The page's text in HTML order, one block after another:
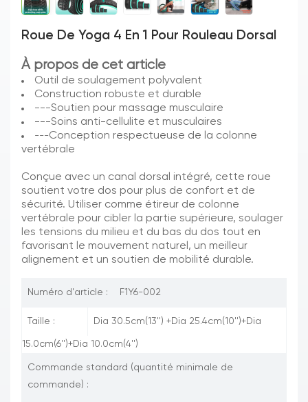
Roue De Yoga 4 En 1 Pour Rouleau Dorsal
À propos de cet article
Outil de soulagement polyvalent
Construction robuste et durable
---Soutien pour massage musculaire
---Soins anti-cellulite et musculaires
---Conception respectueuse de la colonne
vertébrale
Conçue avec un canal dorsal intégré, cette roue
soutient votre dos pour plus de confort et de
sécurité. Utiliser comme étireur de colonne
vertébrale pour cibler la partie supérieure, soulager
les tensions du milieu et du bas du dos tout en
favorisant le mouvement naturel, un meilleur
alignement et un soutien de mobilité durable.
Numéro d'article : F1Y6-002
Taille : Dia 30.5cm(13'') +Dia 25.4cm(10'')+Dia
15.0cm(6'')+Dia 10.0cm(4'')
Commande standard (quantité minimale de
commande) :